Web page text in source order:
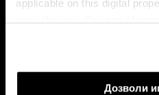
applicable on this digital
If you allow, we would also
Дозволи